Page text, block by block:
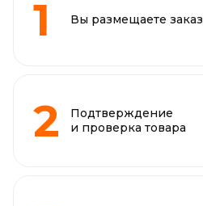
Вы размещаете заказ
Подтверждение
и проверка товара